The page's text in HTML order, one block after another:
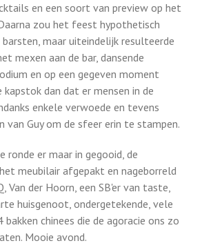
en een soort van preview op het
zou het feest hypothetisch
maar uiteindelijk resulteerde
mexen aan de bar, dansende
en op een gegeven moment
kapstok dan dat er mensen in de
enkele verwoede en tevens
van Guy om de sfeer erin te stampen.
er maar in gegooid, de
meubilair afgepakt en nageborreld
Van der Hoorn, een SB'er van taste,
huisgenoot, ondergetekende, vele
chinees die de agoracie ons zo
Mooie avond.